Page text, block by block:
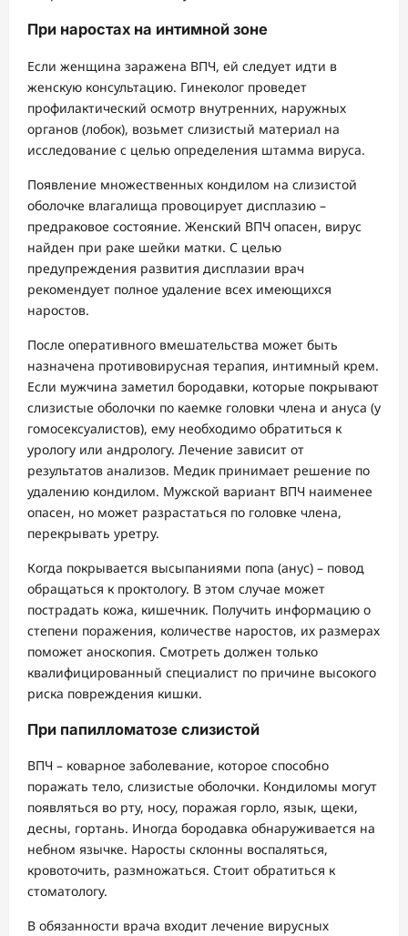
При наростах на интимной зоне
Если женщина заражена ВПЧ, ей следует идти в
женскую консультацию. Гинеколог проведет
профилактический осмотр внутренних, наружных
органов (лобок), возьмет слизистый материал на
исследование с целью определения штамма вируса.
Появление множественных кондилом на слизистой
оболочке влагалища провоцирует дисплазию –
предраковое состояние. Женский ВПЧ опасен, вирус
найден при раке шейки матки. С целью
предупреждения развития дисплазии врач
рекомендует полное удаление всех имеющихся
наростов.
После оперативного вмешательства может быть
назначена противовирусная терапия, интимный крем.
Если мужчина заметил бородавки, которые покрывают
слизистые оболочки по каемке головки члена и ануса (у
гомосексуалистов), ему необходимо обратиться к
урологу или андрологу. Лечение зависит от
результатов анализов. Медик принимает решение по
удалению кондилом. Мужской вариант ВПЧ наименее
опасен, но может разрастаться по головке члена,
перекрывать уретру.
Когда покрывается высыпаниями попа (анус) – повод
обращаться к проктологу. В этом случае может
пострадать кожа, кишечник. Получить информацию о
степени поражения, количестве наростов, их размерах
поможет аноскопия. Смотреть должен только
квалифицированный специалист по причине высокого
риска повреждения кишки.
При папилломатозе слизистой
ВПЧ – коварное заболевание, которое способно
поражать тело, слизистые оболочки. Кондиломы могут
появляться во рту, носу, поражая горло, язык, щеки,
десны, гортань. Иногда бородавка обнаруживается на
небном язычке. Наросты склонны воспаляться,
кровоточить, размножаться. Стоит обратиться к
стоматологу.
В обязанности врача входит лечение вирусных